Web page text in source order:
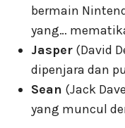
bermain
yang…
Jasper (David
dipenjara dan
Sean (Jack
yang muncul